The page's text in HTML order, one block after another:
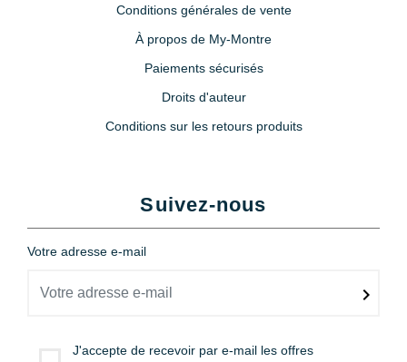
Conditions générales de vente
À propos de My-Montre
Paiements sécurisés
Droits d'auteur
Conditions sur les retours produits
Suivez-nous
Votre adresse e-mail
J'accepte de recevoir par e-mail les offres